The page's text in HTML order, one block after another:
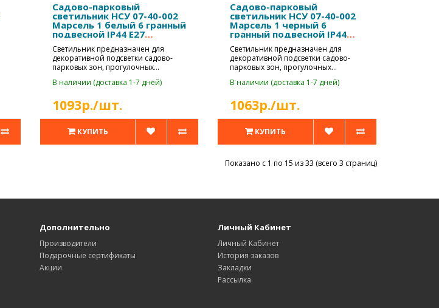
Садово-парковый
светильник НСУ 07-40-002
Марсель 1 белый 6 гранный
подвесной IP44 Е27
max40Вт
Светильник предназначен для
декоративной подсветки садово-
парковых зон, прогулочных
В наличии (доставка 1-7 дней)
1093р./шт.
КУПИТЬ
Садово-парковый
светильник НСУ 07-40-002
Марсель 1 черный 6
гранный подвесной IP44
Е27 max40Вт
Светильник предназначен для
декоративной подсветки садово-
парковых зон, прогулочных
В наличии (доставка 1-7 дней)
1063р./шт.
КУПИТЬ
Показано с 1 по 15 из 33 (всего 3 страниц)
Дополнительно
Производители
Подарочные сертификаты
Акции
Личный Кабинет
Личный Кабинет
История заказов
Закладки
Рассылка